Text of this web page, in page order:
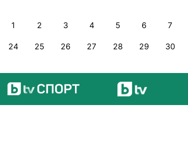
1 2 3 4 5 6 7
24 25 26 27 28 29 30